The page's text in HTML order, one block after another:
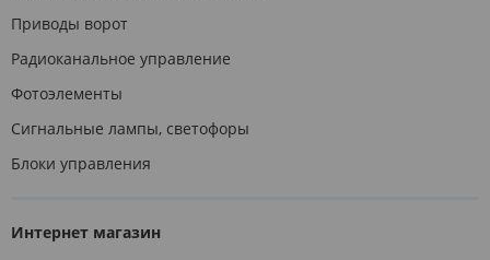
Приводы ворот
Радиоканальное управление
Фотоэлементы
Сигнальные лампы, светофоры
Блоки управления
Интернет магазин